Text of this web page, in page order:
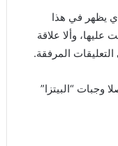
يظهر في هذا
وألا علاقة
المرفقة.
وجبات “البيتزا”